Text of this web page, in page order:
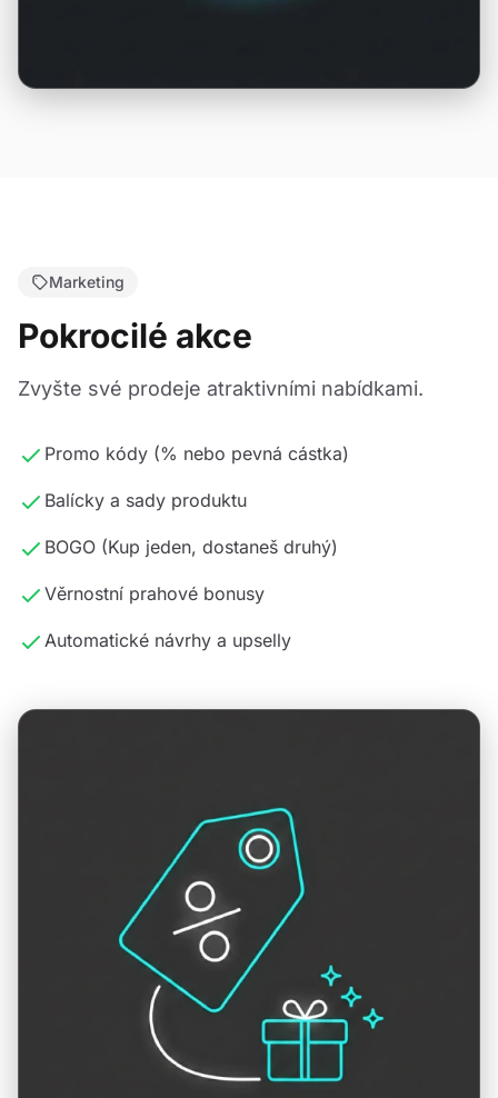
Marketing
Pokrocilé akce
Zvyšte své prodeje atraktivními nabídkami.
Promo kódy (% nebo pevná cástka)
Balícky a sady produktu
BOGO (Kup jeden, dostaneš druhý)
Věrnostní prahové bonusy
Automatické návrhy a upselly